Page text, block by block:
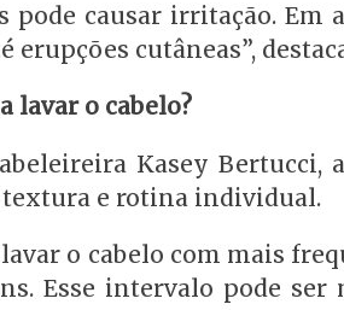
pode causar irritação. Em
erupções cutâneas”,
lavar o cabelo?
Kasey
textura e rotina individual.
o cabelo com mais
Esse intervalo pode ser